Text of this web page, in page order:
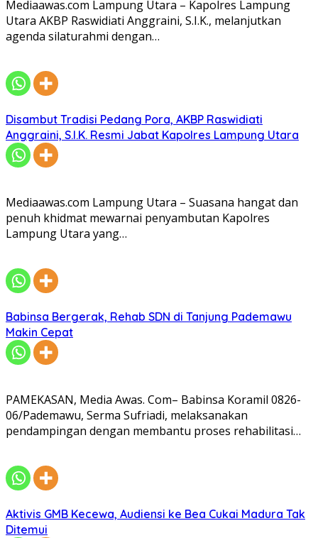
Mediaawas.com Lampung Utara – Kapolres Lampung
Utara AKBP Raswidiati Anggraini, S.I.K., melanjutkan
agenda silaturahmi dengan…
Disambut Tradisi Pedang Pora, AKBP Raswidiati
Anggraini, S.I.K. Resmi Jabat Kapolres Lampung Utara
Mediaawas.com Lampung Utara – Suasana hangat dan
penuh khidmat mewarnai penyambutan Kapolres
Lampung Utara yang…
Babinsa Bergerak, Rehab SDN di Tanjung Pademawu
Makin Cepat
PAMEKASAN, Media Awas. Com– Babinsa Koramil 0826-
06/Pademawu, Serma Sufriadi, melaksanakan
pendampingan dengan membantu proses rehabilitasi…
Aktivis GMB Kecewa, Audiensi ke Bea Cukai Madura Tak
Ditemui